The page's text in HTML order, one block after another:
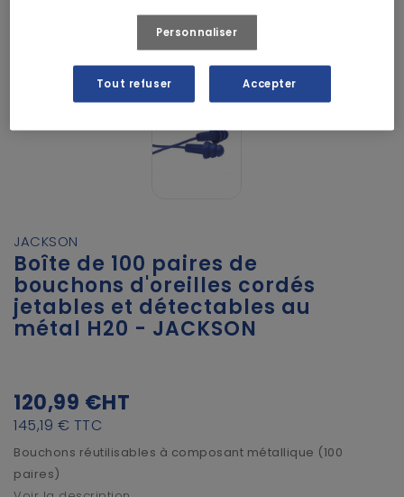
JACKSON
Boîte de 100 paires de
bouchons d'oreilles cordés
jetables et détectables au
métal H20 - JACKSON
120,99 €HT
145,19 € TTC
Bouchons réutilisables à composant métallique (100
paires)
Personnaliser
Tout refuser Accepter